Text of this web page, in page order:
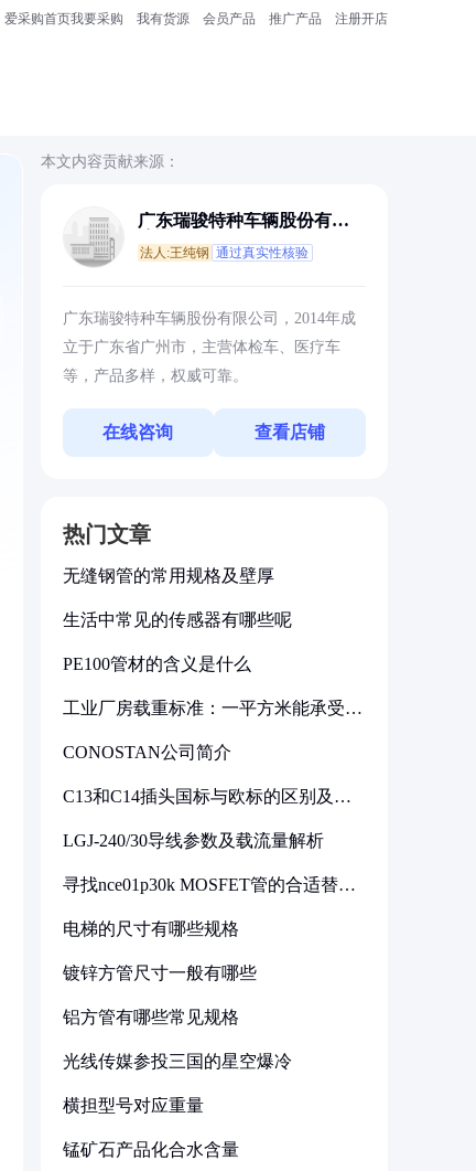
爱采购首页我要采购 我有货源 会员产品 推广产品 注册开店
本文内容贡献来源：
广东瑞骏特种车辆股份有限
法人:王纯钢 通过真实性核验
广东瑞骏特种车辆股份有限公司，2014年成
立于广东省广州市，主营体检车、医疗车
等，产品多样，权威可靠。
在线咨询 查看店铺
热门文章
无缝钢管的常用规格及壁厚
生活中常见的传感器有哪些呢
PE100管材的含义是什么
工业厂房载重标准：一平方米能承受多
CONOSTAN公司简介
C13和C14插头国标与欧标的区别及其
LGJ-240/30导线参数及载流量解析
寻找nce01p30k MOSFET管的合适替代
电梯的尺寸有哪些规格
镀锌方管尺寸一般有哪些
铝方管有哪些常见规格
光线传媒参投三国的星空爆冷
横担型号对应重量
锰矿石产品化合水含量